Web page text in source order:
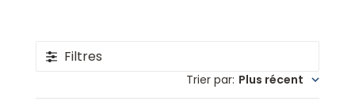
Filtres
Trier par: Plus récent